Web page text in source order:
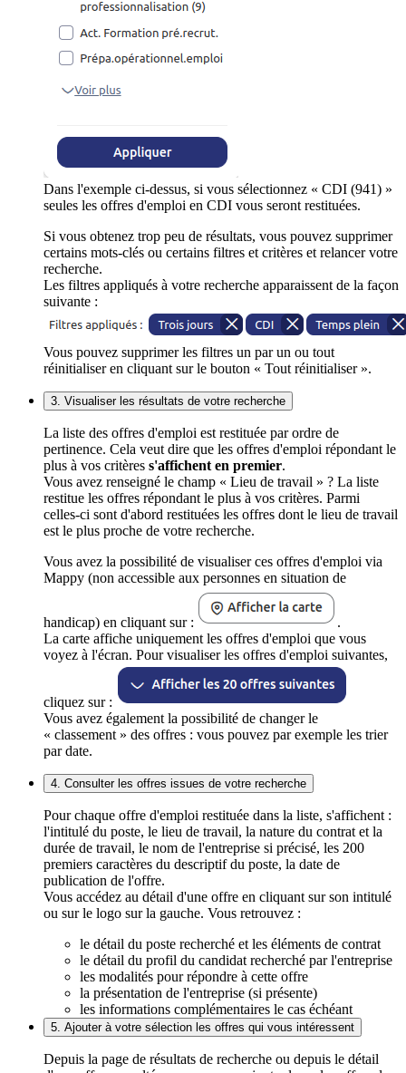
Dans l'exemple ci-dessus, si vous sélectionnez « CDI (941) »
seules les offres d'emploi en CDI vous seront restituées.
Si vous obtenez trop peu de résultats, vous pouvez supprimer
certains mots-clés ou certains filtres et critères et relancer votre
recherche.
Les filtres appliqués à votre recherche apparaissent de la façon
suivante :
Vous pouvez supprimer les filtres un par un ou tout
réinitialiser en cliquant sur le bouton « Tout réinitialiser ».
3. Visualiser les résultats de votre recherche
La liste des offres d'emploi est restituée par ordre de
pertinence. Cela veut dire que les offres d'emploi répondant le
plus à vos critères s'affichent en premier.
Vous avez renseigné le champ « Lieu de travail » ? La liste
restitue les offres répondant le plus à vos critères. Parmi
celles-ci sont d'abord restituées les offres dont le lieu de travail
est le plus proche de votre recherche.
Vous avez la possibilité de visualiser ces offres d'emploi via
Mappy (non accessible aux personnes en situation de
handicap) en cliquant sur :
.
La carte affiche uniquement les offres d'emploi que vous
voyez à l'écran. Pour visualiser les offres d'emploi suivantes,
cliquez sur :
Vous avez également la possibilité de changer le
« classement » des offres : vous pouvez par exemple les trier
par date.
4. Consulter les offres issues de votre recherche
Pour chaque offre d'emploi restituée dans la liste, s'affichent :
l'intitulé du poste, le lieu de travail, la nature du contrat et la
durée de travail, le nom de l'entreprise si précisé, les 200
premiers caractères du descriptif du poste, la date de
publication de l'offre.
Vous accédez au détail d'une offre en cliquant sur son intitulé
ou sur le logo sur la gauche. Vous retrouvez :
le détail du poste recherché et les éléments de contrat
le détail du profil du candidat recherché par l'entreprise
les modalités pour répondre à cette offre
la présentation de l'entreprise (si présente)
les informations complémentaires le cas échéant
5. Ajouter à votre sélection les offres qui vous intéressent
Depuis la page de résultats de recherche ou depuis le détail